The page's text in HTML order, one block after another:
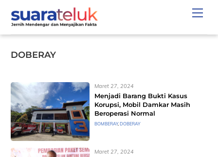
content
DOBERAY
Maret 27, 2024
Menjadi Barang Bukti Kasus
Korupsi, Mobil Damkar Masih
Beroperasi Normal
BOMBERAY,DOBERAY
Maret 27, 2024